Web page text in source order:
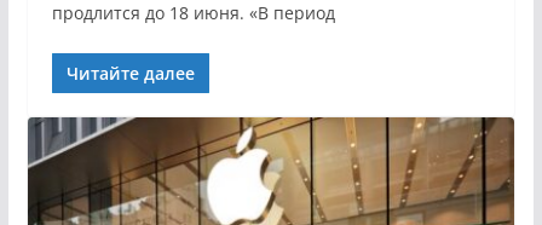
продлится до 18 июня. «В период
Читайте далее